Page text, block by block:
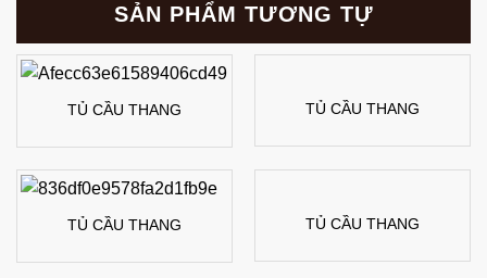
SẢN PHẨM TƯƠNG TỰ
TỦ CẦU THANG TỦ CẦU THANG
TỦ CẦU THANG TỦ CẦU THANG